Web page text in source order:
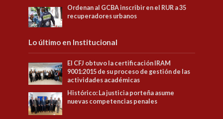
Ordenan al GCBA inscribir en el RUR a 35
recuperadores urbanos
Lo último en Institucional
El CFJ obtuvo la certificación IRAM
9001:2015 de su proceso de gestión de las
actividades académicas
Histórico: La justicia porteña asume
nuevas competencias penales